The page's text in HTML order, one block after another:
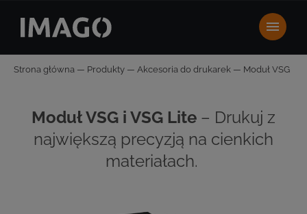
Strona główna — Produkty — Akcesoria do drukarek — Moduł VSG
Moduł VSG i VSG Lite – Drukuj z
największą precyzją na cienkich
materiałach.